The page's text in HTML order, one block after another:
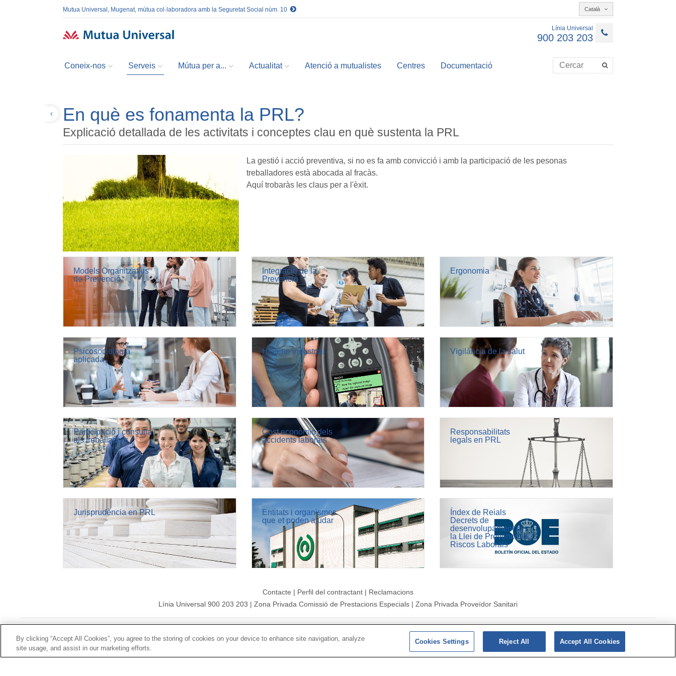
Mutua Universal, Mugenat, mútua col·laboradora amb la Seguretat Social núm. 10 Català
Línia Universal
900 203 203
Coneix-nos Serveis Mútua per a... Actualitat Atenció a mutualistes Centres Documentació
En què es fonamenta la PRL?
Explicació detallada de les activitats i conceptes clau en què sustenta la PRL
La gestió i acció preventiva, si no es fa amb convicció i amb la participació de les pesonas
treballadores està abocada al fracàs.
Aquí trobaràs les claus per a l'èxit.
Models Organitzatius
de Prevenció
Psicosociologia
aplicada
Participació i consulta
als treballadors
Jurisprudència en PRL
Integració de la
Prevenció
Higiene industrial
Cost econòmic dels
accidents laborals
Entitats i organismes
que et poden ajudar
Ergonomia
Vigilància de la salut
Responsabilitats
legals en PRL
Índex de Reials
Decrets de
desenvolupament de
la Llei de Prevenció de
Riscos Laborals
Contacte | Perfil del contractant | Reclamacions
Línia Universal 900 203 203 | Zona Privada Comissió de Prestacions Especials | Zona Privada Proveïdor Sanitari
Política de Protecció de Dades | Política de cookies
Segueix-nos a:
By clicking “Accept All Cookies”, you agree to the storing of cookies on your device to enhance site navigation, analyze
site usage, and assist in our marketing efforts.
Cookies Settings Reject All Accept All Cookies